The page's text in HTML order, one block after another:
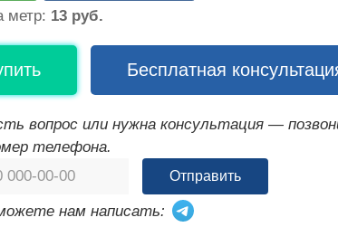
метр: 13 руб.
Бесплатная
вопрос или нужна консультация —
телефона.
Отправить
нам написать: